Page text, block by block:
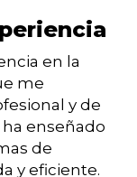
en la
me
y de
enseñado
de
y eficiente.